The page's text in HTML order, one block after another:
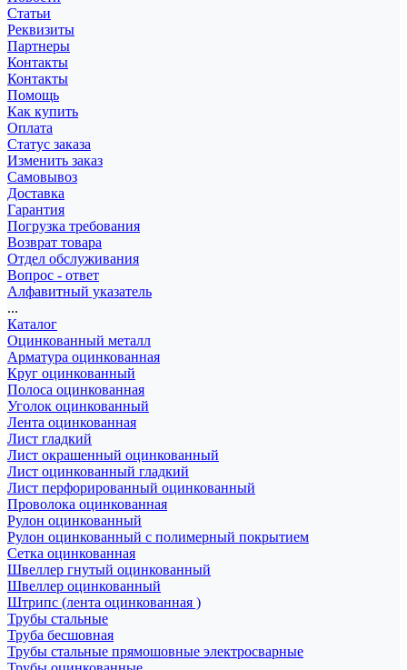
Статьи
Реквизиты
Партнеры
Контакты
Контакты
Помощь
Как купить
Оплата
Статус заказа
Изменить заказ
Самовывоз
Доставка
Гарантия
Погрузка требования
Возврат товара
Отдел обслуживания
Вопрос - ответ
Алфавитный указатель
...
Каталог
Оцинкованный металл
Арматура оцинкованная
Круг оцинкованный
Полоса оцинкованная
Уголок оцинкованный
Лента оцинкованная
Лист гладкий
Лист окрашенный оцинкованный
Лист оцинкованный гладкий
Лист перфорированный оцинкованный
Проволока оцинкованная
Рулон оцинкованный
Рулон оцинкованный с полимерный покрытием
Сетка оцинкованная
Швеллер гнутый оцинкованный
Швеллер оцинкованный
Штрипс (лента оцинкованная )
Трубы стальные
Труба бесшовная
Трубы стальные прямошовные электросварные